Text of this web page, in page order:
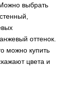
выбрать
оттенок.
можно купить
цвета и